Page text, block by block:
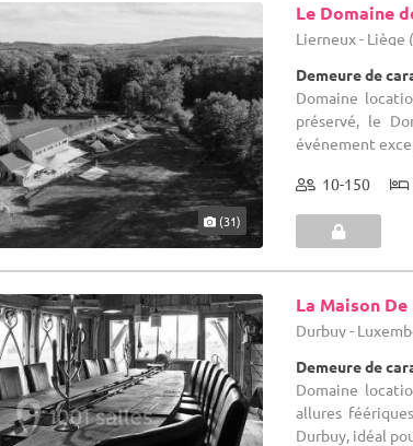
(31)
Le Domaine
Lierneux - Liège
Demeure de
Domaine
préservé, le
événement
10-150
La Maison
Durbuy -
Demeure de
Domaine
allures
Durbuy, idéal